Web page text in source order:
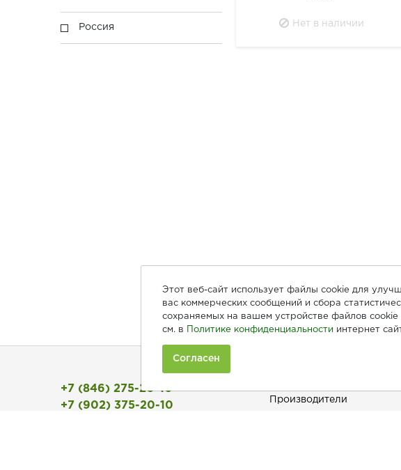
Россия Нет в наличии
+7 (846) 275-20-10
+7 (902) 375-20-10
Производители
Этот веб-сайт использует файлы cookie для
вас коммерческих сообщений и сбора
сохраняемых на вашем устройстве файлов cookie
см. в
Политике конфиденциальности интернет
Согласен